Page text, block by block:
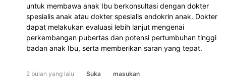
untuk membawa anak Ibu berkonsultasi dengan dokter
spesialis anak atau dokter spesialis endokrin anak. Dokter
dapat melakukan evaluasi lebih lanjut mengenai
perkembangan pubertas dan potensi pertumbuhan tinggi
badan anak Ibu, serta memberikan saran yang tepat.
2 bulan yang lalu Suka masukan